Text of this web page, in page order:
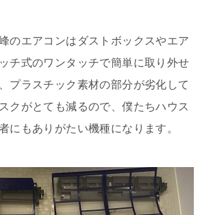
のエアコンはダストボックスやエア
チ式のワンタッチで簡単に取り外せ
プラスチック素材の部分が劣化して
クがとても減るので、僕たちハウス
にもありがたい機種になります。